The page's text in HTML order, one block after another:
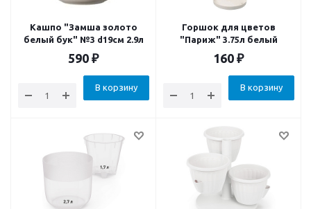
Кашпо "Замша золото
белый бук" №3 d19см 2.9л
590 ₽
В корзину
Горшок для цветов
"Париж" 3.75л белый
160 ₽
В корзину